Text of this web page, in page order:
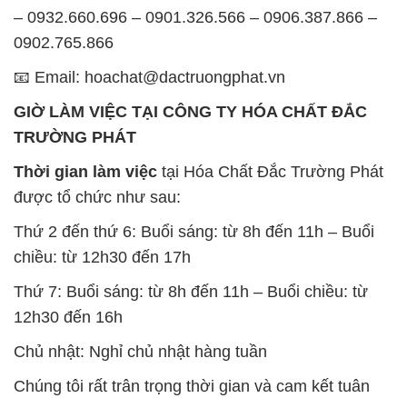
– 0932.660.696 – 0901.326.566 – 0906.387.866 –
0902.765.866
📧 Email: hoachat@dactruongphat.vn
GIỜ LÀM VIỆC TẠI CÔNG TY HÓA CHẤT ĐẮC
TRƯỜNG PHÁT
Thời gian làm việc tại Hóa Chất Đắc Trường Phát
được tổ chức như sau:
Thứ 2 đến thứ 6: Buổi sáng: từ 8h đến 11h – Buổi
chiều: từ 12h30 đến 17h
Thứ 7: Buổi sáng: từ 8h đến 11h – Buổi chiều: từ
12h30 đến 16h
Chủ nhật: Nghỉ chủ nhật hàng tuần
Chúng tôi rất trân trọng thời gian và cam kết tuân